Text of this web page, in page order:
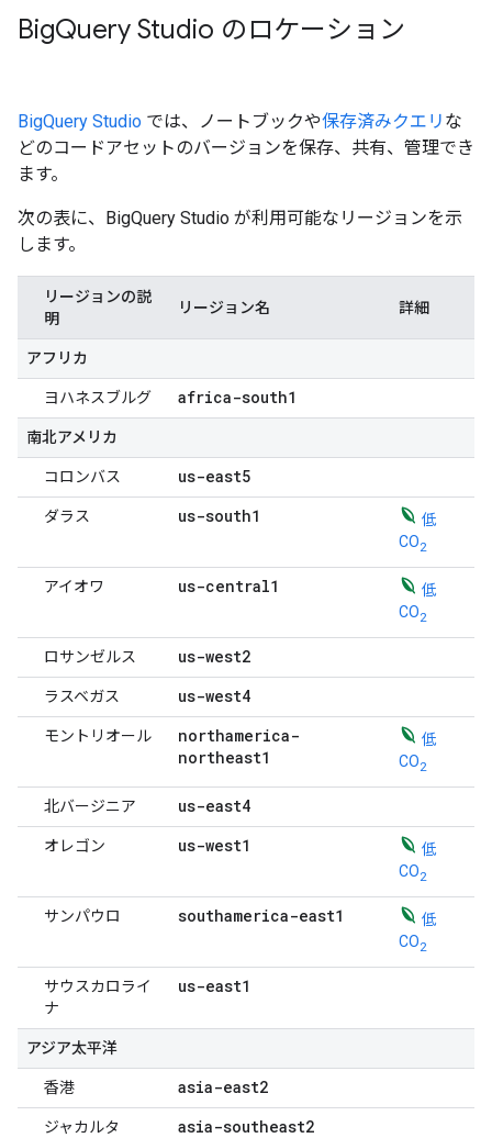
BigQuery Studio のロケーション
BigQuery Studio では、ノートブックや保存済みクエリ な
どのコードアセットのバージョンを保存、共有、管理でき
ます。
次の表に、BigQuery Studio が利用可能なリージョンを示
します。
リージョンの説
明
リージョン名 詳細
アフリカ
ヨハネスブルグ africa-south1
南北アメリカ
コロンバス us-east5
ダラス us-south1
低
CO2
アイオワ us-central1
低
CO2
ロサンゼルス us-west2
ラスベガス us-west4
モントリオール
northamerica-
northeast1
低
CO2
北バージニア us-east4
オレゴン us-west1
低
CO2
サンパウロ southamerica-east1
低
CO2
サウスカロライ
ナ
us-east1
アジア太平洋
香港 asia-east2
ジャカルタ asia-southeast2